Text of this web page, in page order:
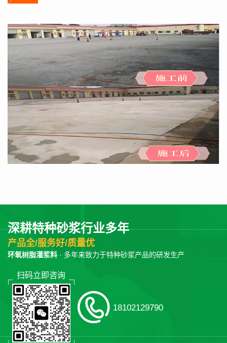
深耕特种砂浆行业多年
产品全/服务好/质量优
环氧树脂灌浆料 · 多年来致力于特种砂浆产品的研发生产
扫码立即咨询
18102129790